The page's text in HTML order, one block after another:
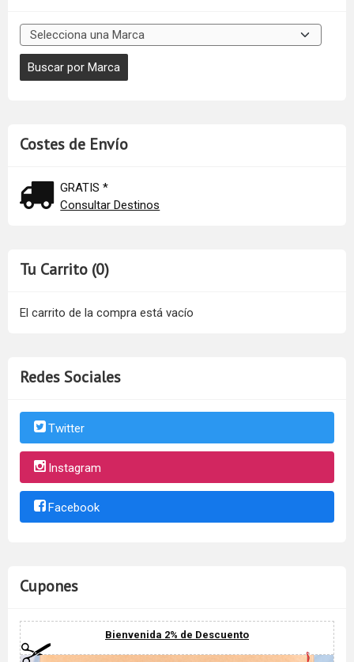
Costes de Envío
GRATIS *
Consultar Destinos
Tu Carrito (0)
El carrito de la compra está vacío
Redes Sociales
Twitter
Instagram
Facebook
Cupones
Bienvenida 2% de Descuento